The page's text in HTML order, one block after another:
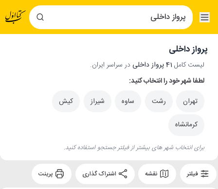
پرواز داخلی
لیست کامل 41 پرواز داخلی
در سراسر ایران.
لطفا شهر خود را انتخاب کنید:
تهران
رشت ساوه شیراز کیش
کرمانشاه
برای انتخاب شهر های بیشتر از فیلتر جستجو استفاده کنید.
فیلتر نقشه